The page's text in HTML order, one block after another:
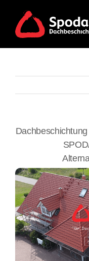
content